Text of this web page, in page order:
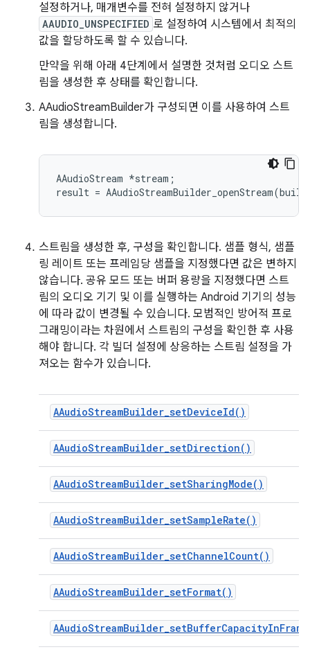
설정하거나, 매개변수를 전혀 설정하지 않거나
AAUDIO_UNSPECIFIED 로 설정하여 시스템에서 최적의
값을 할당하도록 할 수 있습니다.
만약을 위해 아래 4단계에서 설명한 것처럼 오디오 스트
림을 생성한 후 상태를 확인합니다.
AAudioStreamBuilder가 구성되면 이를 사용하여 스트
림을 생성합니다.
AAudioStream *stream;
스트림을 생성한 후, 구성을 확인합니다. 샘플 형식, 샘플
링 레이트 또는 프레임당 샘플을 지정했다면 값은 변하지
않습니다. 공유 모드 또는 버퍼 용량을 지정했다면 스트
림의 오디오 기기 및 이를 실행하는 Android 기기의 성능
에 따라 값이 변경될 수 있습니다. 모범적인 방어적 프로
그래밍이라는 차원에서 스트림의 구성을 확인한 후 사용
해야 합니다. 각 빌더 설정에 상응하는 스트림 설정을 가
져오는 함수가 있습니다.
AAudioStreamBuilder_setDeviceId()
AAudioStreamBuilder_setDirection()
AAudioStreamBuilder_setSharingMode()
AAudioStreamBuilder_setSampleRate()
AAudioStreamBuilder_setChannelCount()
AAudioStreamBuilder_setFormat()